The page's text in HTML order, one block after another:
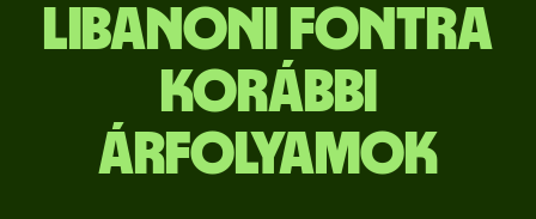
libanoni fontra
Korábbi
árfolyamok